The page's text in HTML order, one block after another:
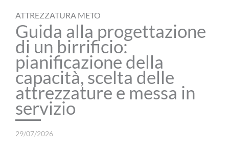
ATTREZZATURA METO
Guida alla progettazione
di un birrificio:
pianificazione della
capacità, scelta delle
attrezzature e messa in
servizio
29/07/2026